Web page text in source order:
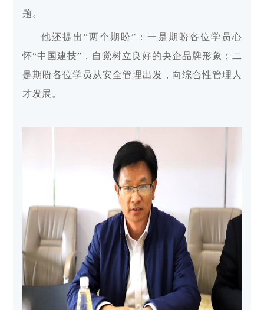
题。
他还提出“两个期盼”：一是期盼各位学员心
怀“中国建技”，自觉树立良好的央企品牌形象；二
是期盼各位学员从安全管理出发，向综合性管理人
才发展。